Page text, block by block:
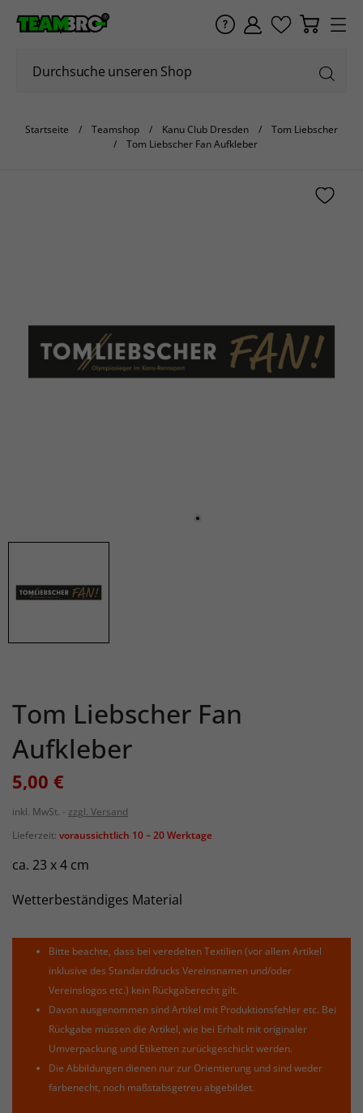
Startseite Teamshop Kanu Club Dresden
Tom Liebscher
Tom Liebscher Fan Aufkleber
Tom Liebscher Fan
Aufkleber
5,00 €
inkl. MwSt.
zzgl. Versand
Lieferzeit: voraussichtlich 10 – 20 Werktage
ca. 23 x 4 cm
Wetterbeständiges Material
Bitte beachte, dass bei veredelten Textilien (vor allem Artikel
inklusive des Standarddrucks Vereinsnamen und/oder
Vereinslogos etc.) kein Rückgaberecht gilt.
Davon ausgenommen sind Artikel mit Produktionsfehler etc. Bei
Rückgabe müssen die Artikel, wie bei Erhalt mit originaler
Umverpackung und Etiketten zurückgeschickt werden.
Die Abbildungen dienen nur zur Orientierung und sind weder
farbenecht, noch maßstabsgetreu abgebildet.